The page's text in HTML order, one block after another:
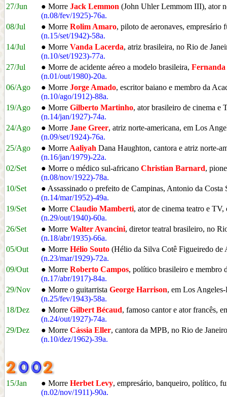
27/Jun
● Morre Jack Lemmon (John Uhler Lemmom III), ator
(n.08/fev/1925)-76a.
08/Jul
● Morre Rolim Amaro, piloto de aeronaves, empresário
(n.15/set/1942)-58a.
14/Jul
● Morre Vanda Lacerda, atriz brasileira, no Rio de
(n.10/set/1923)-77a.
27/Jul
● Morre de acidente aéreo a modelo brasileira, Fernanda
(n.01/out/1980)-20a.
06/Ago
● Morre Jorge Amado, escritor baiano e membro da
(n.10/ago/1912)-88a.
19/Ago
● Morre Gilberto Martinho, ator brasileiro de cinema e
(n.14/jan/1927)-74a.
24/Ago
● Morre Jane Greer, atriz norte-americana, em Los
(n.09/set/1924)-76a.
25/Ago
● Morre Aaliyah Dana Haughton, cantora e atriz norte-
(n.16/jan/1979)-22a.
02/Set
● Morre o médico sul-africano Christian Barnard,
(n.08/nov/1922)-78a.
10/Set
● Assassinado o prefeito de Campinas, Antonio da Costa
(n.14/mar/1952)-49a.
19/Set
● Morre Claudio Mamberti, ator de cinema teatro e TV,
(n.29/out/1940)-60a.
26/Set
● Morre Walter Avancini, diretor teatral brasileiro, no
(n.18/abr/1935)-66a.
05/Out
● Morre Hélio Souto (Hélio da Silva Cotê Figueiredo de
(n.23/mar/1929)-72a.
09/Out
● Morre Roberto Campos, político brasileiro e membro
(n.17/abr/1917)-84a.
29/Nov
● Morre o guitarrista George Harrison, em Los
(n.25/fev/1943)-58a.
18/Dez
● Morre Gilbert Bécaud, famoso cantor e ator francês,
(n.24/out/1927)-74a.
29/Dez
● Morre Cássia Eller, cantora da MPB, no Rio de
(n.10/dez/1962)-39a.
15/Jan ● Morre Herbet Levy, empresário, banqueiro, político,
(n.02/nov/1911)-90a.